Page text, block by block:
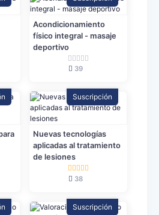
Acondicionamiento
físico integral - masaje
deportivo
39
Suscripción
Nuevas tecnologías
aplicadas al tratamiento
de lesiones
38
Suscripción